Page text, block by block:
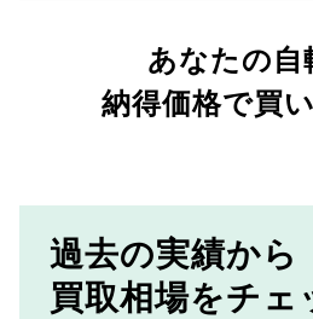
あなたの自
納得価格で買
過去の実績から
買取相場をチェ